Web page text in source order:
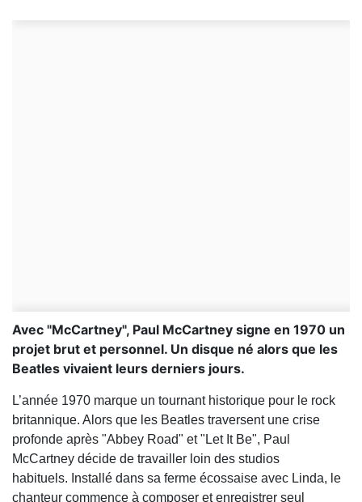
Avec "McCartney", Paul McCartney signe en 1970 un
projet brut et personnel. Un disque né alors que les
Beatles vivaient leurs derniers jours.
L’année 1970 marque un tournant historique pour le rock
britannique. Alors que les Beatles traversent une crise
profonde après "Abbey Road" et "Let It Be", Paul
McCartney décide de travailler loin des studios
habituels. Installé dans sa ferme écossaise avec Linda, le
chanteur commence à composer et enregistrer seul